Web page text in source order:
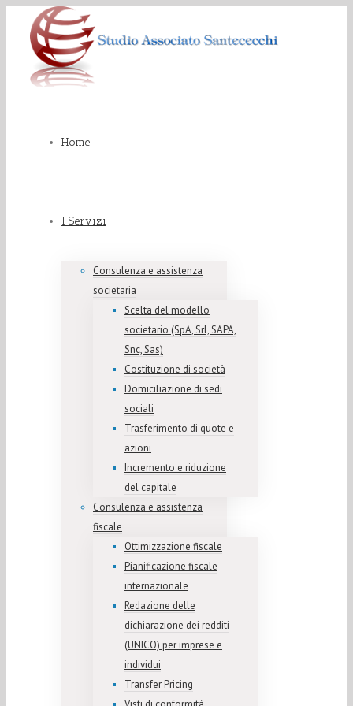
Home
I Servizi
Consulenza e assistenza
societaria
Scelta del modello
societario (SpA, Srl, SAPA,
Snc, Sas)
Costituzione di società
Domiciliazione di sedi
sociali
Trasferimento di quote e
azioni
Incremento e riduzione
del capitale
Consulenza e assistenza
fiscale
Ottimizzazione fiscale
Pianificazione fiscale
internazionale
Redazione delle
dichiarazione dei redditi
(UNICO) per imprese e
individui
Transfer Pricing